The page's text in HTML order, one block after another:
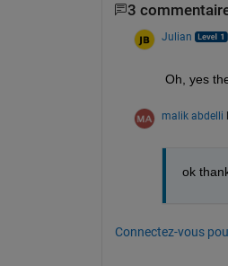
3
Julian
Oh, yes
malik abdelli
ok
Connectez-vous